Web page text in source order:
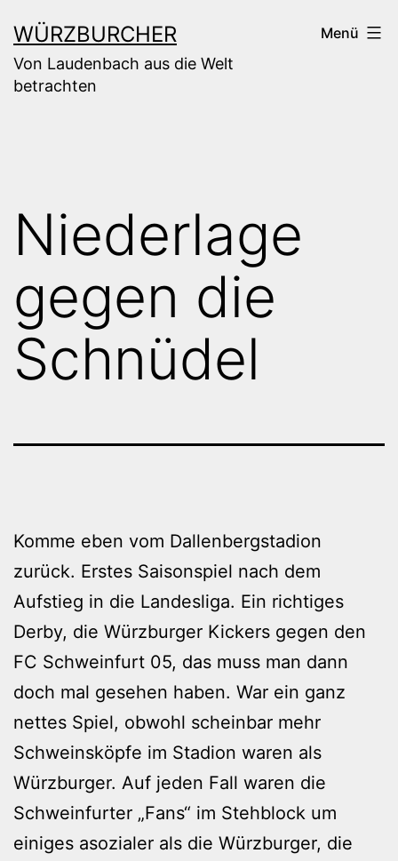
Inhalt
springen
WÜRZBURCHER
Von Laudenbach aus die Welt
betrachten
Menü
Niederlage
gegen die
Schnüdel
Komme eben vom Dallenbergstadion
zurück. Erstes Saisonspiel nach dem
Aufstieg in die Landesliga. Ein richtiges
Derby, die Würzburger Kickers gegen den
FC Schweinfurt 05, das muss man dann
doch mal gesehen haben. War ein ganz
nettes Spiel, obwohl scheinbar mehr
Schweinsköpfe im Stadion waren als
Würzburger. Auf jeden Fall waren die
Schweinfurter „Fans“ im Stehblock um
einiges asozialer als die Würzburger, die